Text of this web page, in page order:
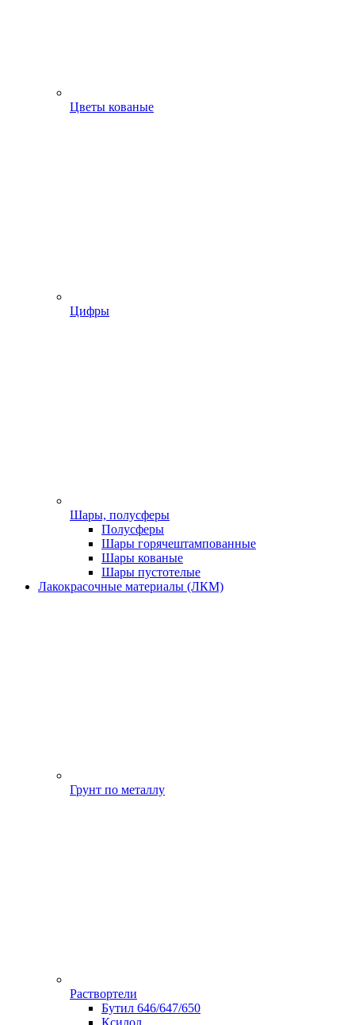
Цветы кованые
Цифры
Шары, полусферы
Полусферы
Шары горячештампованные
Шары кованые
Шары пустотелые
Лакокрасочные материалы (ЛКМ)
Грунт по металлу
Раствортели
Бутил 646/647/650
Ксилол